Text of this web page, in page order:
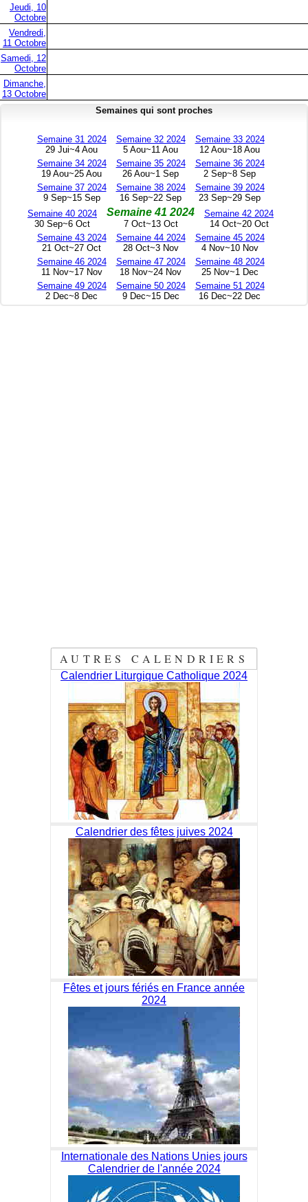
Jeudi, 10
Octobre
Vendredi,
11 Octobre
Samedi, 12
Octobre
Dimanche,
13 Octobre
Semaines qui sont proches
Semaine 31 2024
29 Jui~4 Aou
Semaine 32 2024
5 Aou~11 Aou
Semaine 33 2024
12 Aou~18 Aou
Semaine 34 2024
19 Aou~25 Aou
Semaine 35 2024
26 Aou~1 Sep
Semaine 36 2024
2 Sep~8 Sep
Semaine 37 2024
9 Sep~15 Sep
Semaine 38 2024
16 Sep~22 Sep
Semaine 39 2024
23 Sep~29 Sep
Semaine 40 2024
30 Sep~6 Oct
Semaine 41 2024
7 Oct~13 Oct
Semaine 42 2024
14 Oct~20 Oct
Semaine 43 2024
21 Oct~27 Oct
Semaine 44 2024
28 Oct~3 Nov
Semaine 45 2024
4 Nov~10 Nov
Semaine 46 2024
11 Nov~17 Nov
Semaine 47 2024
18 Nov~24 Nov
Semaine 48 2024
25 Nov~1 Dec
Semaine 49 2024
2 Dec~8 Dec
Semaine 50 2024
9 Dec~15 Dec
Semaine 51 2024
16 Dec~22 Dec
AUTRES CALENDRIERS
Calendrier Liturgique Catholique 2024
Calendrier des fêtes juives 2024
Fêtes et jours fériés en France année
2024
Internationale des Nations Unies jours
Calendrier de l'année 2024